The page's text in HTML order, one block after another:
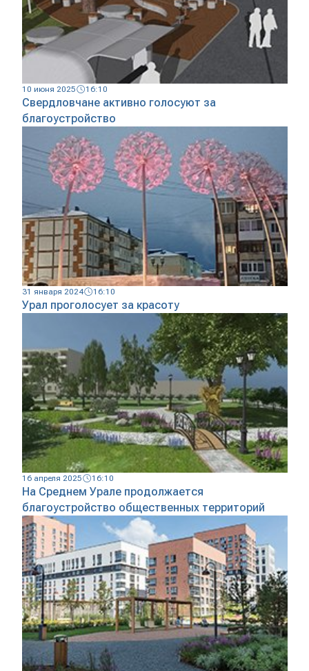
10 июня 2025 16:10
Свердловчане активно голосуют за
благоустройство
31 января 2024 16:10
Урал проголосует за красоту
16 апреля 2025 16:10
На Среднем Урале продолжается
благоустройство общественных территорий